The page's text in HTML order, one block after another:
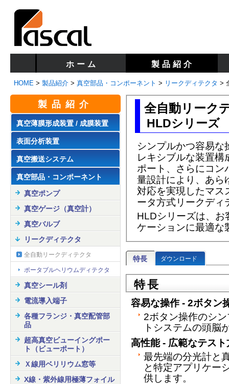
ホーム 製品紹介
HOME > 製品紹介 > 真空部品・コンポーネント > リークディテクタ >
製品紹介
真空薄膜形成装置 / 成膜装置
表面分析装置
真空搬送システム
真空部品・コンポーネント
真空ポンプ
真空ゲージ（真空計）
真空バルブ
リークディテクタ
全自動リークディテクタ
ポータブルヘリウムディテクタ
真空シール剤
電流導入端子
各種フランジ・真空配管部
品
超高真空ビューイングポー
ト（ビューポート）
Ｘ線用ベリリウム窓等
X線・紫外線用極薄フォイル
全自動リーク
HLDシリーズ
シンプルかつ容易な
レキシブルな装置構
ポート、さらにコン
量設計により、あら
対応を実現したマス
ータ方式リークディ
HLDシリーズは、お
ケーションに最適な
特長 ダウンロード
特長
容易な操作 - 2ボタン
2ボタン操作のシ
トシステムの頭脳
高性能 - 広範なテス
最先端の分光計と
と特定アプリケー
供します。